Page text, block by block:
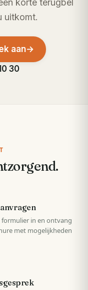
uitkomt.
aan→
30
formulier in en ontvang
met mogelijkheden